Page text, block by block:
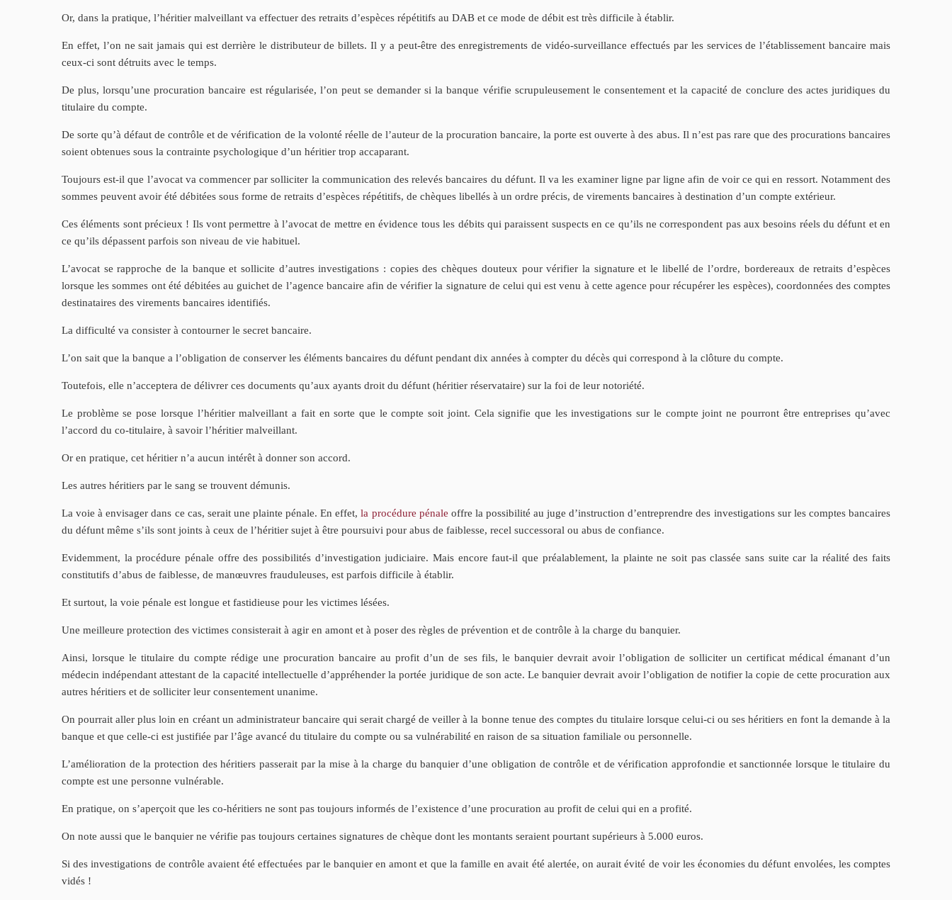
Or, dans la pratique, l’héritier malveillant va effectuer des retraits d’espèces répétitifs au DAB et ce mode de débit est très difficile à établir.
En effet, l’on ne sait jamais qui est derrière le distributeur de billets. Il y a peut-être des enregistrements de vidéo-surveillance effectués par les services de l’établissement bancaire mais
ceux-ci sont détruits avec le temps.
De plus, lorsqu’une procuration bancaire est régularisée, l’on peut se demander si la banque vérifie scrupuleusement le consentement et la capacité de conclure des actes juridiques du
titulaire du compte.
De sorte qu’à défaut de contrôle et de vérification de la volonté réelle de l’auteur de la procuration bancaire, la porte est ouverte à des abus. Il n’est pas rare que des procurations bancaires
soient obtenues sous la contrainte psychologique d’un héritier trop accaparant.
Toujours est-il que l’avocat va commencer par solliciter la communication des relevés bancaires du défunt. Il va les examiner ligne par ligne afin de voir ce qui en ressort. Notamment des
sommes peuvent avoir été débitées sous forme de retraits d’espèces répétitifs, de chèques libellés à un ordre précis, de virements bancaires à destination d’un compte extérieur.
Ces éléments sont précieux ! Ils vont permettre à l’avocat de mettre en évidence tous les débits qui paraissent suspects en ce qu’ils ne correspondent pas aux besoins réels du défunt et en
ce qu’ils dépassent parfois son niveau de vie habituel.
L’avocat se rapproche de la banque et sollicite d’autres investigations : copies des chèques douteux pour vérifier la signature et le libellé de l’ordre, bordereaux de retraits d’espèces
lorsque les sommes ont été débitées au guichet de l’agence bancaire afin de vérifier la signature de celui qui est venu à cette agence pour récupérer les espèces), coordonnées des comptes
destinataires des virements bancaires identifiés.
La difficulté va consister à contourner le secret bancaire.
L’on sait que la banque a l’obligation de conserver les éléments bancaires du défunt pendant dix années à compter du décès qui correspond à la clôture du compte.
Toutefois, elle n’acceptera de délivrer ces documents qu’aux ayants droit du défunt (héritier réservataire) sur la foi de leur notoriété.
Le problème se pose lorsque l’héritier malveillant a fait en sorte que le compte soit joint. Cela signifie que les investigations sur le compte joint ne pourront être entreprises qu’avec
l’accord du co-titulaire, à savoir l’héritier malveillant.
Or en pratique, cet héritier n’a aucun intérêt à donner son accord.
Les autres héritiers par le sang se trouvent démunis.
La voie à envisager dans ce cas, serait une plainte pénale. En effet,la procédure pénale offre la possibilité au juge d’instruction d’entreprendre des investigations sur les comptes bancaires
du défunt même s’ils sont joints à ceux de l’héritier sujet à être poursuivi pour abus de faiblesse, recel successoral ou abus de confiance.
Evidemment, la procédure pénale offre des possibilités d’investigation judiciaire. Mais encore faut-il que préalablement, la plainte ne soit pas classée sans suite car la réalité des faits
constitutifs d’abus de faiblesse, de manœuvres frauduleuses, est parfois difficile à établir.
Et surtout, la voie pénale est longue et fastidieuse pour les victimes lésées.
Une meilleure protection des victimes consisterait à agir en amont et à poser des règles de prévention et de contrôle à la charge du banquier.
Ainsi, lorsque le titulaire du compte rédige une procuration bancaire au profit d’un de ses fils, le banquier devrait avoir l’obligation de solliciter un certificat médical émanant d’un
médecin indépendant attestant de la capacité intellectuelle d’appréhender la portée juridique de son acte. Le banquier devrait avoir l’obligation de notifier la copie de cette procuration aux
autres héritiers et de solliciter leur consentement unanime.
On pourrait aller plus loin en créant un administrateur bancaire qui serait chargé de veiller à la bonne tenue des comptes du titulaire lorsque celui-ci ou ses héritiers en font la demande à la
banque et que celle-ci est justifiée par l’âge avancé du titulaire du compte ou sa vulnérabilité en raison de sa situation familiale ou personnelle.
L’amélioration de la protection des héritiers passerait par la mise à la charge du banquier d’une obligation de contrôle et de vérification approfondie et sanctionnée lorsque le titulaire du
compte est une personne vulnérable.
En pratique, on s’aperçoit que les co-héritiers ne sont pas toujours informés de l’existence d’une procuration au profit de celui qui en a profité.
On note aussi que le banquier ne vérifie pas toujours certaines signatures de chèque dont les montants seraient pourtant supérieurs à 5.000 euros.
Si des investigations de contrôle avaient été effectuées par le banquier en amont et que la famille en avait été alertée, on aurait évité de voir les économies du défunt envolées, les comptes
vidés !